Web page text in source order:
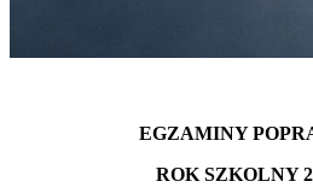
EGZAMINY
ROK SZKOLNY